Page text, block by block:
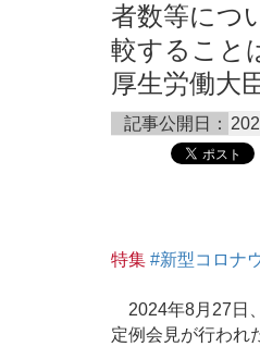
者数等につ
較すること
厚生労働大
記事公開日：
特集 #新型コロナ
2024年8月27日
定例会見が行われ